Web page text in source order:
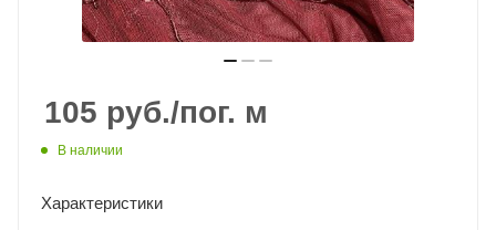
105 руб./пог. м
В наличии
Характеристики